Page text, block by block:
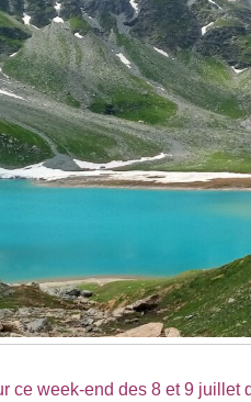
ce week-end des 8 et 9 juillet